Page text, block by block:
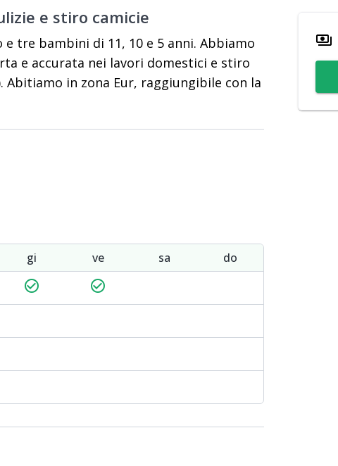
e stiro camicie
tre bambini di 11, 10 e 5 anni. Abbiamo
e accurata nei lavori domestici e stiro
in zona Eur, raggiungibile con la
gi ve sa
do
check_circle_outline check_circle_outline
payments